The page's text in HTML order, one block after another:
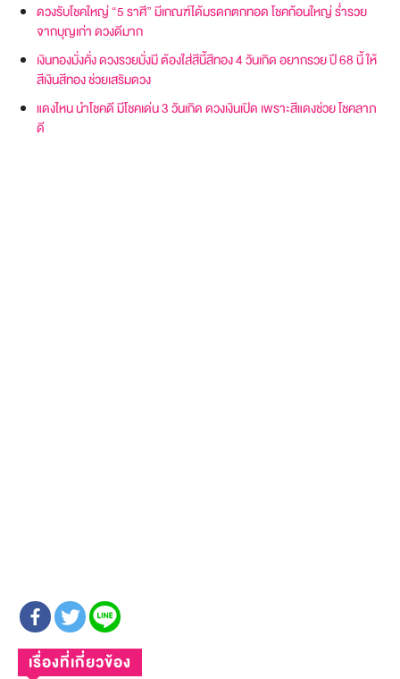
ดวงรับโชคใหญ่ “5 ราศี” มีเกณฑ์ได้มรดกตกทอด โชคก้อนใหญ่ ร่ำรวย
จากบุญเก่า ดวงดีมาก
เงินทองมั่งคั่ง ดวงรวยมั่งมี ต้องใส่สีนี้สีทอง 4 วันเกิด อยากรวย ปี 68 นี้ ให้
สีเงินสีทอง ช่วยเสริมดวง
แดงไหน นำโชคดี มีโชคเด่น 3 วันเกิด ดวงเงินเปิด เพราะสีแดงช่วย โชคลาภ
ดี
เรื่องที่เกี่ยวข้อง